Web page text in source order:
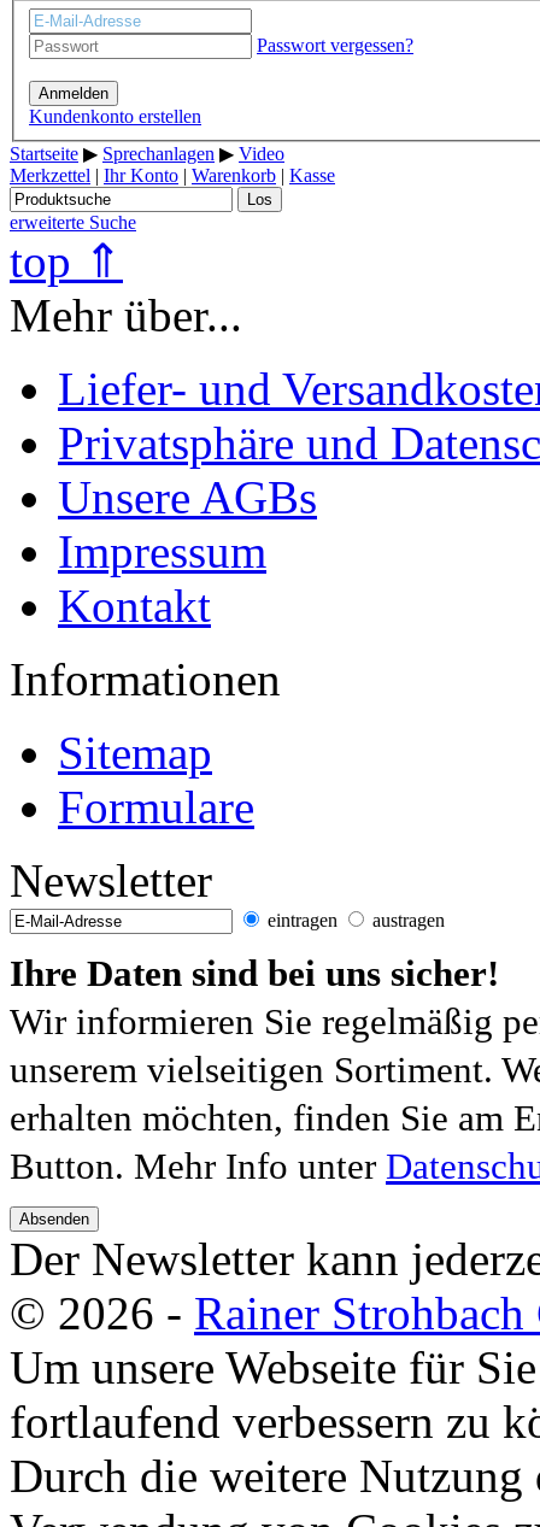
Passwort vergessen?
Anmelden
Kundenkonto erstellen
Startseite ▶ Sprechanlagen ▶ Video
Merkzettel | Ihr Konto | Warenkorb | Kasse
Los
erweiterte Suche
top ⇑
Mehr über...
Liefer- und
Privatsphäre und
Unsere AGBs
Impressum
Kontakt
Informationen
Sitemap
Formulare
Newsletter
eintragen austragen
Ihre Daten sind bei uns sicher!
Wir informieren Sie regelmäßig
unserem vielseitigen Sortiment.
erhalten möchten, finden Sie am
Button. Mehr Info unter
Absenden
Der Newsletter kann
© 2026 - Rainer
Um unsere Webseite für
fortlaufend verbessern zu
Durch die weitere Nutzung